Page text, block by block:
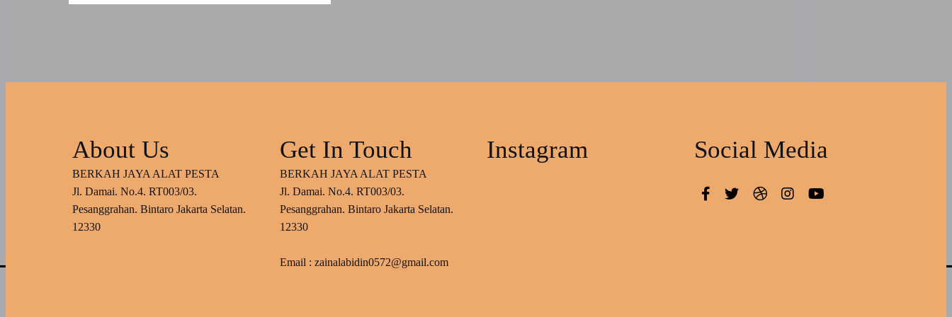
About Us
BERKAH JAYA ALAT PESTA
Jl. Damai. No.4. RT003/03.
Pesanggrahan. Bintaro Jakarta Selatan.
12330
Get In Touch
BERKAH JAYA ALAT PESTA
Jl. Damai. No.4. RT003/03.
Pesanggrahan. Bintaro Jakarta Selatan.
12330
Email : zainalabidin0572@gmail.com
Instagram Social Media